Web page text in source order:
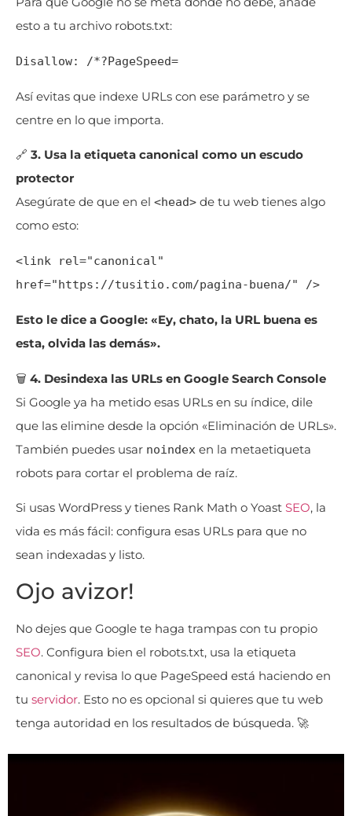
esto a tu archivo robots.txt:
Disallow: /*?PageSpeed=
Así evitas que indexe URLs con ese parámetro y se
centre en lo que importa.
🔗 3. Usa la etiqueta canonical como un escudo
protector
Asegúrate de que en el <head> de tu web tienes algo
como esto:
<link rel="canonical"
href="https://tusitio.com/pagina-buena/" />
Esto le dice a Google: «Ey, chato, la URL buena es
esta, olvida las demás».
🗑️ 4. Desindexa las URLs en Google Search Console
Si Google ya ha metido esas URLs en su índice, dile
que las elimine desde la opción «Eliminación de URLs».
También puedes usar noindex en la metaetiqueta
robots para cortar el problema de raíz.
Si usas WordPress y tienes Rank Math o Yoast SEO, la
vida es más fácil: configura esas URLs para que no
sean indexadas y listo.
Ojo avizor!
No dejes que Google te haga trampas con tu propio
SEO. Configura bien el robots.txt, usa la etiqueta
canonical y revisa lo que PageSpeed está haciendo en
tu servidor. Esto no es opcional si quieres que tu web
tenga autoridad en los resultados de búsqueda. 🚀